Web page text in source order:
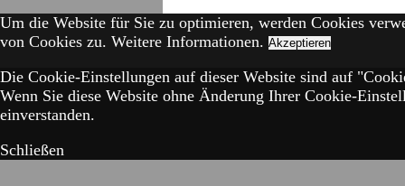
Um die Website für Sie zu optimieren, werden Cookies
von Cookies zu. Weitere Informationen. Akzeptieren
Die Cookie-Einstellungen auf dieser Website sind auf
Wenn Sie diese Website ohne Änderung Ihrer Cookie-
einverstanden.
Schließen